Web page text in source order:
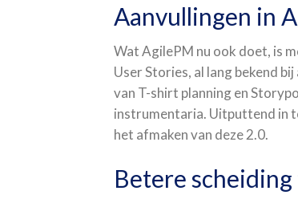
Aanvullingen in
Wat AgilePM nu ook doet, is
User Stories, al lang bekend
van T-shirt planning en
instrumentaria. Uitputtend in
het afmaken van deze 2.0.
Betere